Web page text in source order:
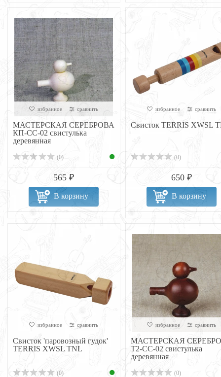
избранное сравнить
МАСТЕРСКАЯ СЕРЕБРОВА
КП-СС-02 свистулька
деревянная
(0)
565 ₽
В корзину
избранное сравнить
Свисток TERRIS XWSL
(0)
650 ₽
В корзину
избранное сравнить
Свисток 'паровозный гудок'
TERRIS XWSL TNL
(0)
избранное сравнить
МАСТЕРСКАЯ
Т2-СС-02 свистулька
деревянная
(0)